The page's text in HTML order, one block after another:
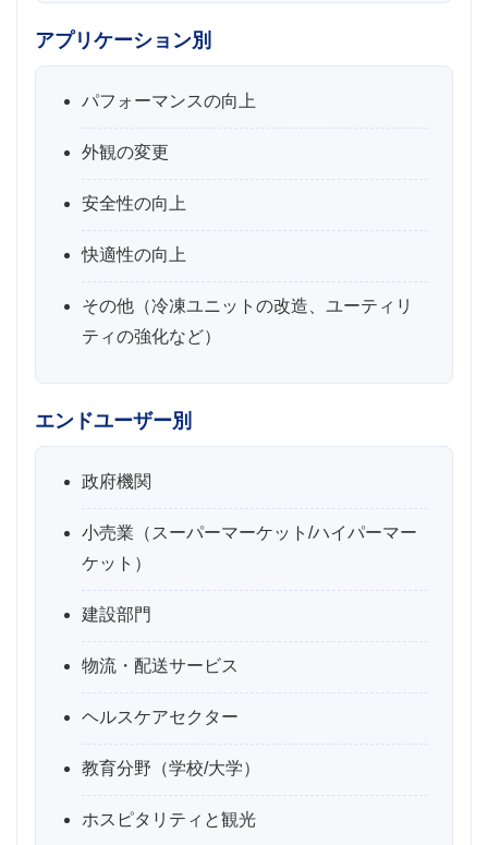
アプリケーション別
パフォーマンスの向上
外観の変更
安全性の向上
快適性の向上
その他（冷凍ユニットの改造、ユーティリ
ティの強化など）
エンドユーザー別
政府機関
小売業（スーパーマーケット/ハイパーマー
ケット）
建設部門
物流・配送サービス
ヘルスケアセクター
教育分野（学校/大学）
ホスピタリティと観光